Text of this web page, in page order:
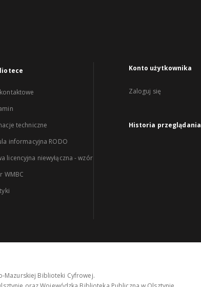
techniczne
informacyjna RODO
licencyjna niewyłączna - wzór
WMBC
Konto użytkownika
Zaloguj się
Historia przeglądania
Mazurskiej Biblioteki Cyfrowej.